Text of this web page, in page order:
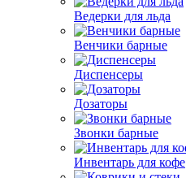
Ведерки для льда
Венчики барные
Диспенсеры
Дозаторы
Звонки барные
Инвентарь для кофе